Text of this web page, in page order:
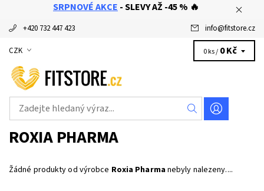
SRPNOVÉ AKCE - SLEVY AŽ -45 % 🔥
+420 732 447 423 info@fitstore.cz
CZK 0 ks / 0 Kč
ROXIA PHARMA
Žádné produkty od výrobce Roxia Pharmanebyly nalezeny....